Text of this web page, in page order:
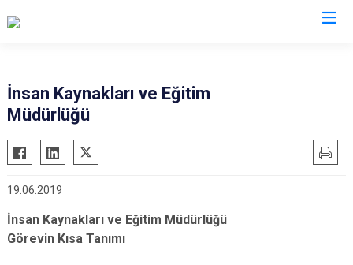
İnsan Kaynakları ve Eğitim
Müdürlüğü
19.06.2019
İnsan Kaynakları ve Eğitim Müdürlüğü
Görevin Kısa Tanımı